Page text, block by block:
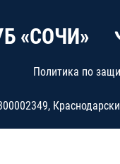
«СОЧИ»
Политика по